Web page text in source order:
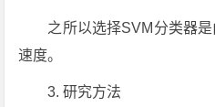
之所以选择SVM分类器
速度。
3. 研究方法